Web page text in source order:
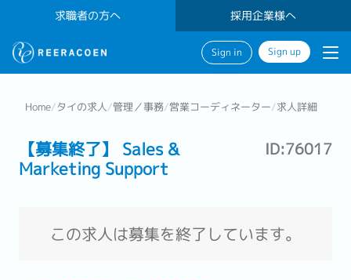
求職者の方へ 採用企業様へ
Sign in Sign up
Home/タイの求人/管理／事務/営業コーディネーター/求人詳細
【募集終了】 Sales &
Marketing Support
ID:76017
この求人は募集を終了しています。